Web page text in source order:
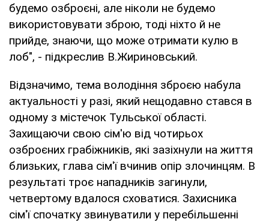
будемо озброєні, але ніколи не будемо
використовувати зброю, тоді ніхто й не
прийде, знаючи, що може отримати кулю в
лоб", - підкреслив В.Жириновський.
Відзначимо, тема володіння зброєю набула
актуальності у разі, який нещодавно стався в
одному з містечок Тульської області.
Захищаючи свою сім'ю від чотирьох
озброєних грабіжників, які зазіхнули на життя
близьких, глава сім'ї вчинив опір злочинцям. В
результаті троє нападників загинули,
четвертому вдалося сховатися. Захисника
сім'ї спочатку звинуватили у перебільшенні